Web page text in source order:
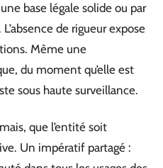
base légale solide ou par
de rigueur expose
Même une
du moment qu’elle est
sous haute surveillance.
que l’entité soit
Un impératif partagé :